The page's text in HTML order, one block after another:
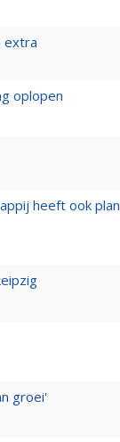
extra
oplopen
heeft ook plan
groei'